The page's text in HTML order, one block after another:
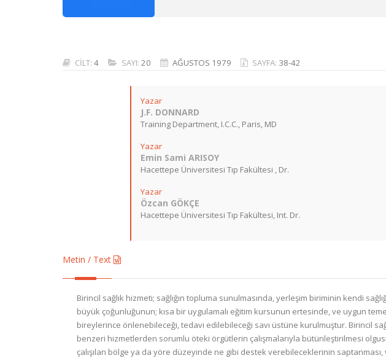
CİLT: 4 SAYI: 20 AĞUSTOS 1979 SAYFA: 38-42
Yazar
J.F. DONNARD
Training Department, I.C.C., Paris, MD
Yazar
Emin Sami ARISOY
Hacettepe Üniversitesi Tıp Fakültesi , Dr.
Yazar
Özcan GÖKÇE
Hacettepe Üniversitesi Tıp Fakültesi, Int. Dr.
Metin / Text
Birincil sağlık hizmeti; sağlığın topluma sunulmasında, yerleşim biriminin kendi sağlığı için geıreken sorumluluğu üstenmesi özünden yola çıkan yeni bir yaklaşımdır. BSH, hastalıkların büyük çoğunluğunun; kısa bir uygulamalı eğitim kursunun ertesinde, ve uygun temel yöntemleri basit belirli bir düzeye uydurulmuş işlemleri uygulayabilen yerleşim birimi toplumunun bireylerince önlenebileceği, tedavi edilebileceği savı üstüne kurulmuştur. Birincil sağlık hizmetinin temel ilkelerinden biri; etkinliğin toplumsal kalkınma ile ilgili tarım, eğitim, bayındırlık, benzeri hizmetlerden sorumlu öteki örgütlerin çalışmalarıyla bütünleştirilmesi olgusudur ... Bir birincil sağlık hizmeti çalışması başlatırken, öteki hizmet birimlerinin; bilgi sahibi kılınmaları, çalışılan bölge ya da yöre düzeyinde ne gibi destek verebileceklerinin saptanması, ve son olarak genel kalkınma çalışmaları çerçevesinde BSH programında nasıl yer alabileceklerinin incelenmesi için, belli bir süre ayrılmalıdır. Programın uygulanması açısından, böyle bir evrenin varlığı temeldir. I - YEREL YÖNETİM İLE İŞBİRLİĞİ : Bölge, eyalet, ya da il başkanları, yerel yönetim başkanları gibi merkezsel otoritenin temsilcileri ve yerel yöneticilerle sıkı ilişki son derece önemlidir. Çünkü, yönettikleri alanda ne olup bittiğini bilmek onların sorumluluğundadır. Konu, programın uygulamaya konuşu ve kırsal yerleşim birimi yaşantısı açısından irdelenirse, sunulan yeni yaklaşımın -BSH'ni uygulayacak olan - ilgili elemanlara tanıtılmasının da oldukça önemli olduğu anlaşılır. Bu sağlık politikasının amacı; bölgenin kırsal yerleşim birimlerinin sağlık gereksinimlerini daha iyi karşılamak, sağlık düzeyini yükseltmek ve kırsal nüfusun eğitimidir. Çalışmaların eşgüdümünü sağlamak ve çeşitli yerel elemanlar arasında tolpantılar düzenlemek görevi, sıklıkla yöneticiye düşer. Yönetici, kendisi katılmasa da, kırsal yerleşim birimi tartışmalarının sonuçlarından ve gelişmelerden haberdar edilmelidir. Yönetim, halkın tanımladığı gereksinimler konusunda bilgi sahibi olmalıdır. Bir yönetim bölgesinde birçok sağlık merkezi bulunabilir. Hangi yerleşim birimlerinin hangi sağlık merkezlerine bağlanacağı; yönetimsel, geleneksel ve ekonomik boyutlar göz önünde tutularak, yöneticiyle birlikte alınması gereken bir karardır. II -TEKNİK HİZMET BİRİMLERİ İLE İŞBİRLİĞİ: A. TARIM (Ya da Kırsal Gelişim) : Kooperatifler ve yerleşim birimi dernekleri aracılığıyla, belki de; yerel halkın daha devingen, bu sağlık programının amacını daha iyi kavrayabilecek bir çekirdeğine yaklaşmak mümkündür. Bundan başka, birincil sağlık hizmeti etkinlikleri ile bütünleştirilmiş bir kooperatif; toplum için, yalnız satın alıma ya da üretimle sınırlı bir kuruluştan daha çekici olacaktır. Tarımsal deneticiler, devlet memurları arasında, kırsal alan ve yerleşim birimleri hakkında, genellikle en tutarlı bilgiye sahi pkişilerdir. Bu nedenle, yerleşim birimine yapıplacak ilk ziyarette onlar da bulunmalıdır. B. EĞİTİM: Sağlık merkezi için olduğu gibi, sıklıkla ilkokul için de aynı «gerçek etkinlik alanı» zorluğuyla karşılaşılır: Okulun bulunduğu yerleşim birimindeki çocuklar, uzak yerleşiım birimlerindeki çocuklara göre daha iyi bir eğitim alırlar. Okul çocukları, sınıfta tartışılan sağlık bilgilerini yaymak yoluyla yardımcı olabilirler. Sağlık eğitimi, - çocukların anlamadan ezberledikleri - bir kuramsal ders biçiminde düşünülebilir. Ya da okulun günlük yaşantısı içinde uygulamaya konabilir ki, böylece etkileri ailelere ulaşabilir. Ayrıca, okuma yazma bilen çocuklar, birincil sağlık hizmetine uyar görüşleri yerel halkla her tartışmada yineleyerek, duyarlılaştırma sürecinde yardım edebilirler. Sıklıkla okuma yazması olmayan bireylerden oluşan, yerleşim birimi sağlık kuruluna da; istatistiksel bilgileri toplayarak, kayıtları tutarak yardımcı olabilirler. Örneğin, yerleşim birimi ebesince doğurtulan bebeklerin, resmi kuruluşları ilgilendiren yurttaşlık gereği durumlarını, yönetime sunulacak bir deftere düzenli biçimde işleyebilirler. Doğumun nasıl gittiğine ilişkin notlar alabilirler. Bu notlar değerlendirmede yararlı olacaktır. Aynı biçimde, Kur'an Kursu öğretmenleri ve öğrencileri de yardımcı olabilirler. Bu kaynak atlanılmamalı, dikkate alınmalıdır. C. KIRSAL SU ÖRGÜTÜ : Birim, su sağlanmasıyla yükümlüdür. Su sağlanması; susuzluğu gidermenin ötesinde, hijyenik koşulların geliştirilmesi açısından temel bir etmendir. D. BAYINDIRLIK : Eğer toplum, kendi olanaklarıyla da desteklemek koşuluyla, arzu ederse; örgüt, yaklaşımı